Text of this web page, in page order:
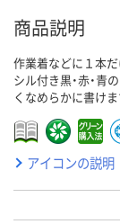
商品説明
作業着などに１本
シル付き黒・赤・青
くなめらかに書けま
アイコンの説明